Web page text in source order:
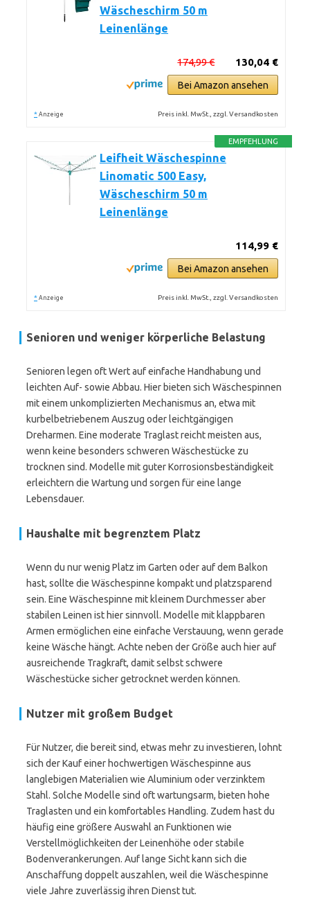
Wäscheschirm 50 m
Leinenlänge
130,04 €
174,99 €
Bei Amazon ansehen
* Anzeige Preis inkl. MwSt., zzgl. Versandkosten
EMPFEHLUNG
Leifheit Wäschespinne
Linomatic 500 Easy,
Wäscheschirm 50 m
Leinenlänge
114,99 €
Bei Amazon ansehen
* Anzeige Preis inkl. MwSt., zzgl. Versandkosten
Senioren und weniger körperliche Belastung
Senioren legen oft Wert auf einfache Handhabung und
leichten Auf- sowie Abbau. Hier bieten sich Wäschespinnen
mit einem unkomplizierten Mechanismus an, etwa mit
kurbelbetriebenem Auszug oder leichtgängigen
Dreharmen. Eine moderate Traglast reicht meisten aus,
wenn keine besonders schweren Wäschestücke zu
trocknen sind. Modelle mit guter Korrosionsbeständigkeit
erleichtern die Wartung und sorgen für eine lange
Lebensdauer.
Haushalte mit begrenztem Platz
Wenn du nur wenig Platz im Garten oder auf dem Balkon
hast, sollte die Wäschespinne kompakt und platzsparend
sein. Eine Wäschespinne mit kleinem Durchmesser aber
stabilen Leinen ist hier sinnvoll. Modelle mit klappbaren
Armen ermöglichen eine einfache Verstauung, wenn gerade
keine Wäsche hängt. Achte neben der Größe auch hier auf
ausreichende Tragkraft, damit selbst schwere
Wäschestücke sicher getrocknet werden können.
Nutzer mit großem Budget
Für Nutzer, die bereit sind, etwas mehr zu investieren, lohnt
sich der Kauf einer hochwertigen Wäschespinne aus
langlebigen Materialien wie Aluminium oder verzinktem
Stahl. Solche Modelle sind oft wartungsarm, bieten hohe
Traglasten und ein komfortables Handling. Zudem hast du
häufig eine größere Auswahl an Funktionen wie
Verstellmöglichkeiten der Leinenhöhe oder stabile
Bodenverankerungen. Auf lange Sicht kann sich die
Anschaffung doppelt auszahlen, weil die Wäschespinne
viele Jahre zuverlässig ihren Dienst tut.